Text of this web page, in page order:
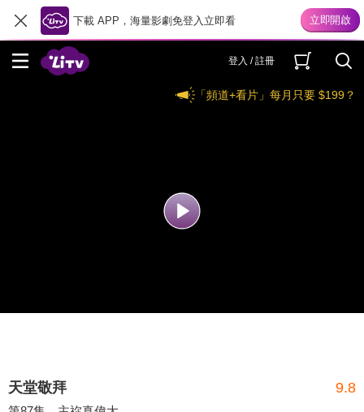
下載 APP，海量影劇免登入立即看
登入 / 註冊
「頻道+看片」每月只要 $199？
天堂敬拜 9.8